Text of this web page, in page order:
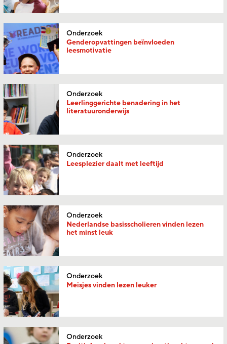
Onderzoek
Genderopvattingen beïnvloeden
leesmotivatie
Onderzoek
Leerlinggerichte benadering in het
literatuuronderwijs
Onderzoek
Leesplezier daalt met leeftijd
Onderzoek
Nederlandse basisscholieren vinden lezen
het minst leuk
Onderzoek
Meisjes vinden lezen leuker
Onderzoek